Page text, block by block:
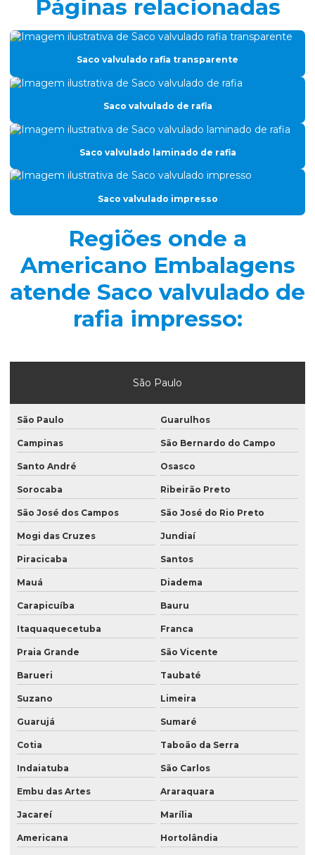
Fabrica de saco valvulado
Filme de alumínio para produtos finos
Filme gofrado para perfil de alumínio
Filme para leites e derivados
Filme nylon poli para congelados
Filme plástico sr coex
Filme termoencolhivel para vácuo
Filmes laminados
Filmes plásticos para congelados
Filmes termoformagem
Fornecedor de plástico gofrado
Indústria de saco valvulado
Lacres termoencolhivel de pvc
Mão de obra de saco valvulado
Plástico gofrado
Plástico gofrado para borracha
Plástico gofrado para embalar perfil de alumínio
Plástico gofrado para perfil de alumínio
Rotulo bopp
Rotulo manga
Saco para argamassa
Saco com degasagem
Saco kraft zip lock
Saco laminado com bico
Saco laminado para café
Saco para pipoca
Saco plástico com alça laminado
Saco plástico com bico
Páginas relacionadas
Saco valvulado rafia transparente
Saco valvulado de rafia
Saco valvulado laminado de rafia
Saco valvulado impresso
Regiões onde a
Americano Embalagens
atende Saco valvulado de
rafia impresso:
São Paulo
São Paulo Guarulhos
Campinas São Bernardo do Campo
Santo André Osasco
Sorocaba Ribeirão Preto
São José dos Campos São José do Rio Preto
Mogi das Cruzes Jundiaí
Piracicaba Santos
Mauá Diadema
Carapicuíba Bauru
Itaquaquecetuba Franca
Praia Grande São Vicente
Barueri Taubaté
Suzano Limeira
Guarujá Sumaré
Cotia Taboão da Serra
Indaiatuba São Carlos
Embu das Artes Araraquara
Jacareí Marília
Americana Hortolândia